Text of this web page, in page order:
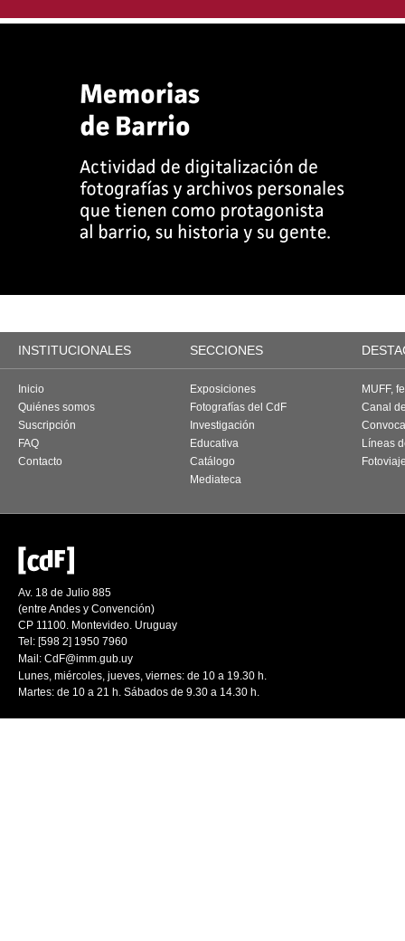
INSTITUCIONALES SECCIONES
Inicio
Quiénes somos
Suscripción
FAQ
Contacto
Exposiciones
Fotografías del CdF
Investigación
Educativa
Catálogo
Mediateca
MUFF,
Canal
Líneas
Av. 18 de Julio 885
(entre Andes y Convención)
CP 11100. Montevideo. Uruguay
Tel: [598 2] 1950 7960
Mail: CdF@imm.gub.uy
Lunes, miércoles, jueves, viernes: de 10 a 19.30 h.
Martes: de 10 a 21 h. Sábados de 9.30 a 14.30 h.